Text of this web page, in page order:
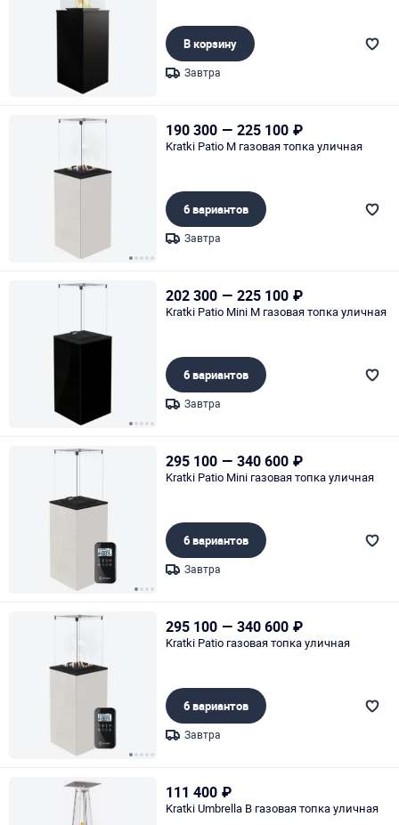
В корзину
Завтра
190 300 — 225 100 ₽
Kratki Patio M газовая топка уличная
6 вариантов
Завтра
202 300 — 225 100 ₽
Kratki Patio Mini M газовая топка уличная
6 вариантов
Завтра
295 100 — 340 600 ₽
Kratki Patio Mini газовая топка уличная
6 вариантов
Завтра
295 100 — 340 600 ₽
Kratki Patio газовая топка уличная
6 вариантов
Завтра
111 400 ₽
Kratki Umbrella B газовая топка уличная